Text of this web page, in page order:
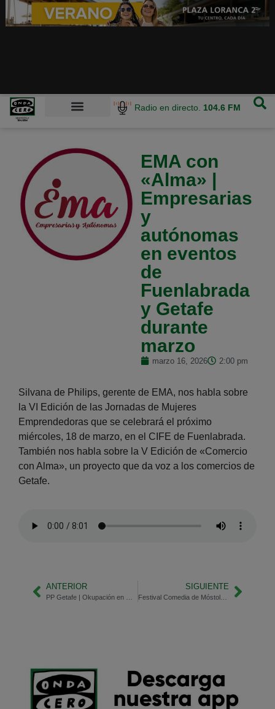
Radio en directo. 104.6 FM
EMA con
«Alma» |
Empresarias
y
autónomas
en eventos
de
Fuenlabrada
y Getafe
durante
marzo
marzo 16, 2026 2:00 pm
Silvana de Philips, gerente de EMA, nos habla sobre
la VI Edición de las Jornadas de Mujeres
Emprendedoras que se celebrará el próximo
miércoles, 18 de marzo, en el CIFE de Fuenlabrada.
También nos habla sobre la V Edición de «Comercio
con Alma», un proyecto que da voz a los comercios de
Getafe.
ANTERIOR SIGUIENTE